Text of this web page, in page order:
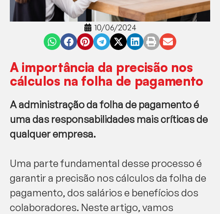
10/06/2024
A importância da precisão nos
cálculos na folha de pagamento
A administração da folha de pagamento é
uma das responsabilidades mais críticas de
qualquer empresa.
Uma parte fundamental desse processo é
garantir a precisão nos cálculos da folha de
pagamento, dos salários e benefícios dos
colaboradores. Neste artigo, vamos